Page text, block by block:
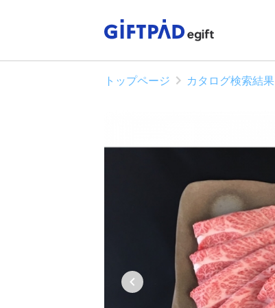
トップページ カタログ検索結果